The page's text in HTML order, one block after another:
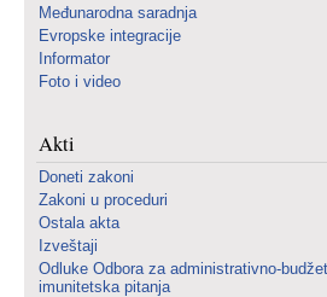
Međunarodna saradnja
Evropske integracije
Informator
Foto i video
Akti
Doneti zakoni
Zakoni u proceduri
Ostala akta
Izveštaji
Odluke Odbora za administrativno-
imunitetska pitanja